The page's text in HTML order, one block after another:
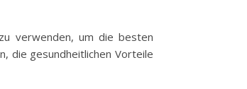
verwenden, um die besten
die gesundheitlichen Vorteile